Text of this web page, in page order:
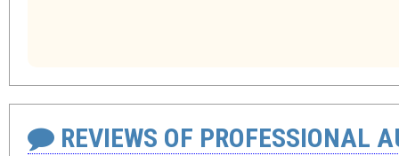
REVIEWS OF PROFESSIONAL